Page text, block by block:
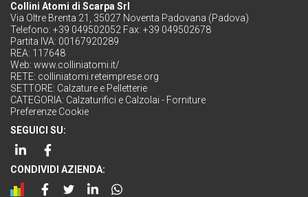
Collini Atomi di Scarpa Srl
Via Oltre Brenta 21, 35027 Noventa Padovana (Padova)
Telefono: +39 049502052 Fax: +39 049502678
Partita IVA: 00167920289
REA: 117648
Web: www.colliniatomi.it/
RETE: colliniatomi.reteimprese.org
SETTORE: Calzature e Pelletterie
CATEGORIA: Calzaturifici e Calzolai - Forniture
Preferenze Cookie
SEGUICI SU:
CONDIVIDI AZIENDA: